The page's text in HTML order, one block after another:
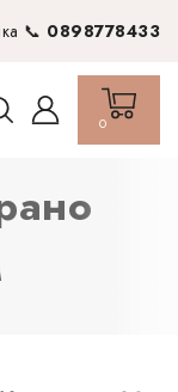
📞 0898778433
0